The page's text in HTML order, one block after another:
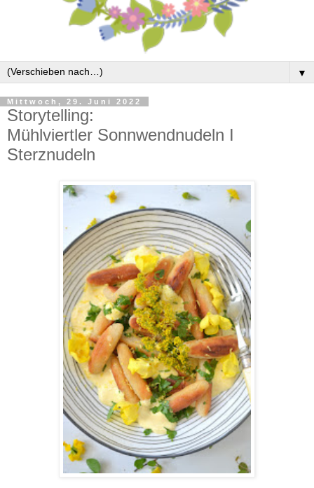
▼
Mittwoch, 29. Juni 2022
Storytelling:
Mühlviertler Sonnwendnudeln I
Sterznudeln